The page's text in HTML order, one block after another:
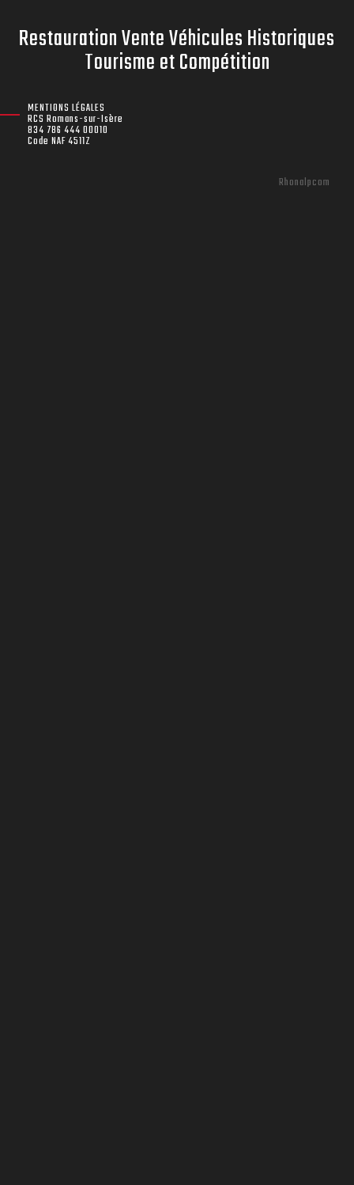
MENTIONS LÉGALES
RCS Romans-sur-Isère
834 786 444 00010
Code NAF 4511Z
Restauration Vente Véhicules Historiques
Tourisme et Compétition
Rhonalpcom